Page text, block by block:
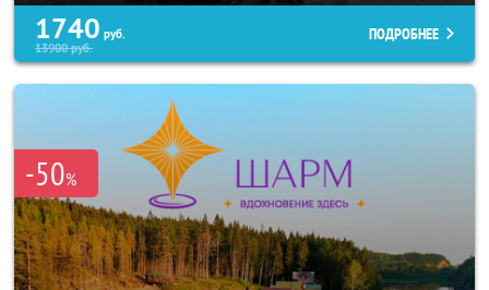
1740 руб.
13900руб.
ПОДРОБНЕЕ
-50%